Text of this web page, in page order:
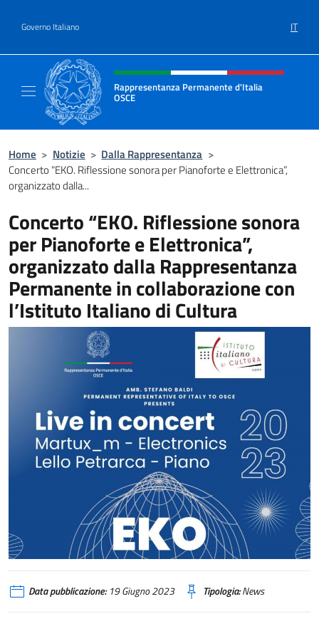
Governo Italiano IT
Intestazione sito, social e menù
Rappresentanza Permanente d'Italia
OSCE
Home > Notizie > Dalla Rappresentanza >
Concerto “EKO. Riflessione sonora per Pianoforte e Elettronica”,
organizzato dalla...
Concerto “EKO. Riflessione sonora
per Pianoforte e Elettronica”,
organizzato dalla Rappresentanza
Permanente in collaborazione con
l’Istituto Italiano di Cultura
Data pubblicazione:19 Giugno 2023 Tipologia:News